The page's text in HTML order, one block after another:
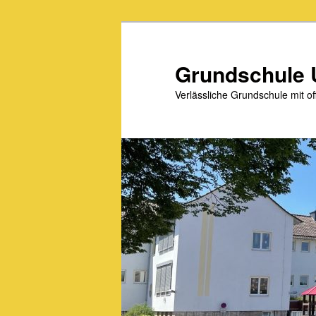
Grundschule
Verlässliche Grundschule mit